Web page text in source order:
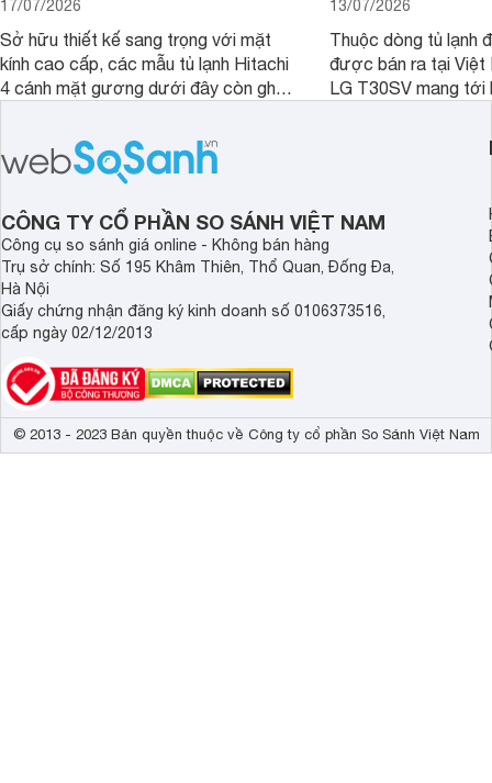
17/07/2026
Sở hữu thiết kế sang trọng với mặt
kính cao cấp, các mẫu tủ lạnh Hitachi
4 cánh mặt gương dưới đây còn ghi
công nghệ bảo quản hiện đại, đáp ứng
tốt nhu cầu lưu trữ thực phẩm của gia
13/07/2026
Thuộc dòng tủ lạnh
được bán ra tại Việt
LG T30SV mang tới
mức giá bán dễ
nhiều khách hàng
CÔNG TY CỔ PHẦN SO SÁNH VIỆT NAM
Công cụ so sánh giá online - Không bán hàng
Trụ sở chính: Số 195 Khâm Thiên, Thổ Quan, Đống Đa,
Hà Nội
Giấy chứng nhận đăng ký kinh doanh số 0106373516,
cấp ngày 02/12/2013
© 2013 - 2023 Bản quyền thuộc về Công ty cổ phần So Sánh Việt Nam